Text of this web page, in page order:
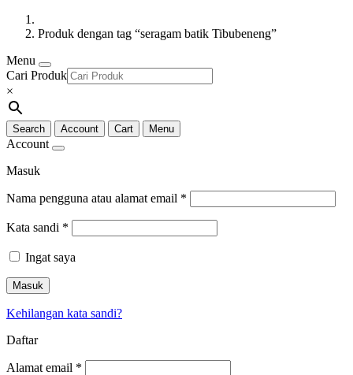
Produk dengan tag “seragam batik Tibubeneng”
Menu
Cari Produk
×
Search Account Cart Menu
Account
Masuk
Nama pengguna atau alamat email *
Kata sandi *
Ingat saya
Masuk
Kehilangan kata sandi?
Daftar
Alamat email *